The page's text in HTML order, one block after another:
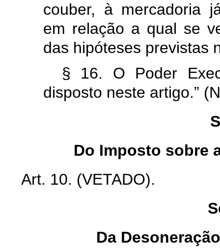
couber, à mercadoria
em relação a qual se
das hipóteses previstas
§ 16. O Poder
disposto neste artigo.”
Do Imposto sobre
Art. 10. (VETADO).
Da